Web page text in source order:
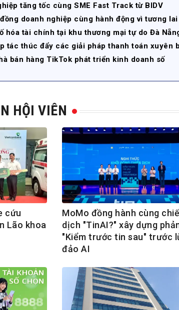
tăng tốc cùng SME Fast Track từ BIDV
doanh nghiệp cùng hành động vì tương lai
hóa tài chính tại khu thương mại tự do Đà
tác thúc đẩy các giải pháp thanh toán xuyên
bán hàng TikTok phát triển kinh doanh số
HỘI VIÊN
cứu
Lão khoa
MoMo đồng hành cùng
dịch "TinAI?" xây dựng
"Kiểm trước tin sau" trước
đảo AI